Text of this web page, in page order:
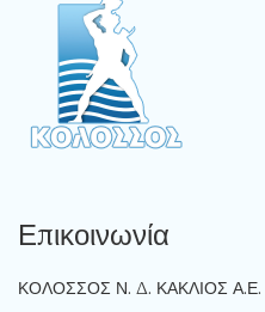
Επικοινωνία
ΚΟΛΟΣΣΟΣ Ν. Δ. ΚΑΚΛΙΟΣ Α.Ε.